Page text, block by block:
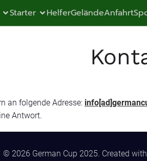
Starter HelferGeländeAnfahrt
an folgende Adresse:
Antwort.
© 2026 German Cup 2025. Created with